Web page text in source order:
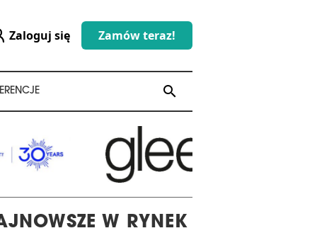
Zaloguj się Zamów teraz!
search
W RYNEK